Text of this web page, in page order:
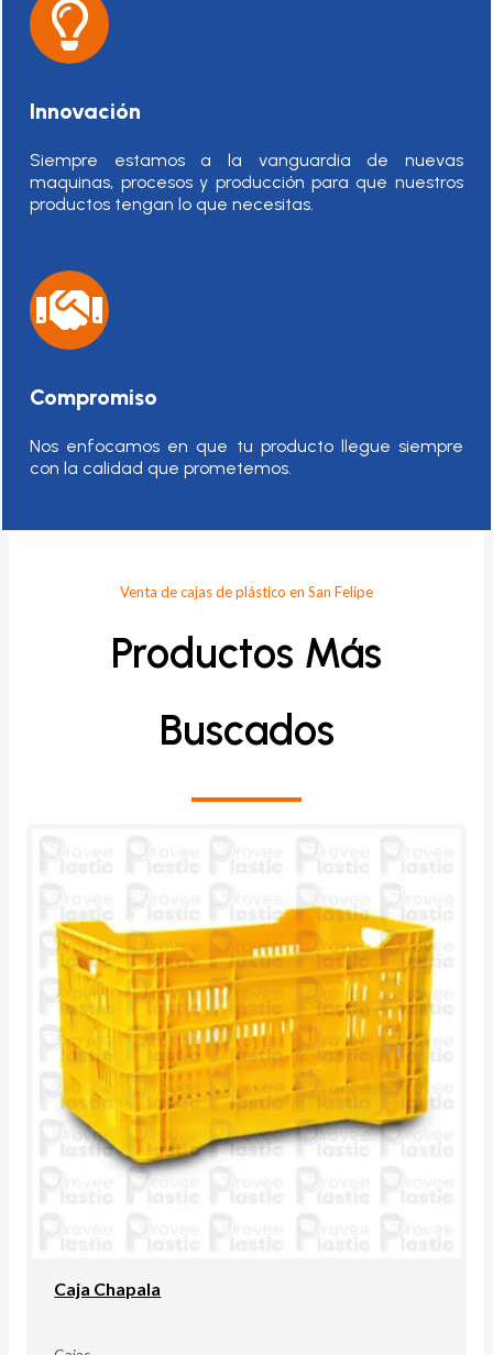
Innovación
Siempre estamos a la vanguardia de nuevas
maquinas, procesos y producción para que nuestros
productos tengan lo que necesitas.
Compromiso
Nos enfocamos en que tu producto llegue siempre
con la calidad que prometemos.
Venta de cajas de plástico en San Felipe
Productos Más
Buscados
Caja Chapala